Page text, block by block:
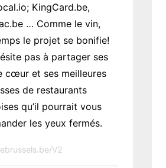
KingCard.be,
… Comme le vin,
le projet se bonifie!
pas à partager ses
cœur et ses meilleures
de restaurants
qu’il pourrait vous
les yeux fermés.
V2